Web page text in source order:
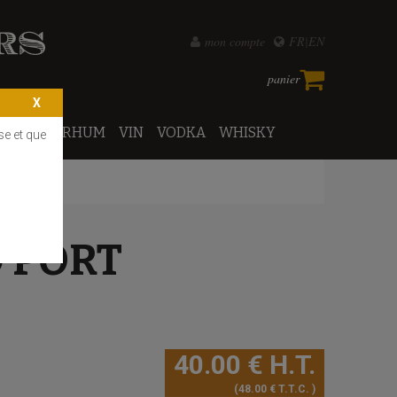
FR EN
mon compte
panier
PORTO RHUM VIN VODKA WHISKY
40.00 € H.T.
48.00 € T.T.C.
et que